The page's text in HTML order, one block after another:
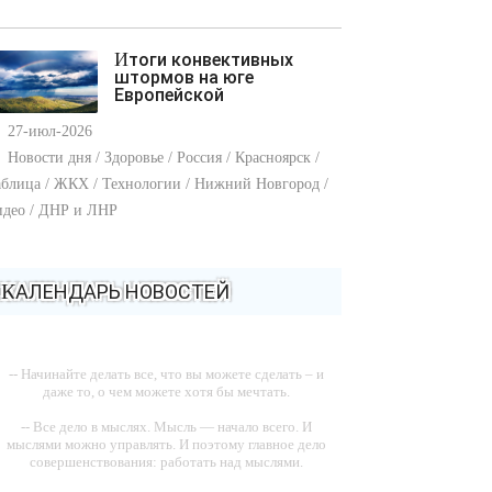
Итоги конвективных
штормов на юге
Европейской
27-июл-2026
Новости дня / Здоровье / Россия / Красноярск /
/ ЖКХ / Технологии / Нижний Новгород /
/ ДНР и ЛНР
КАЛЕНДАРЬ НОВОСТЕЙ
-- Начинайте делать все, что вы можете сделать – и
даже то, о чем можете хотя бы мечтать.
-- Все дело в мыслях. Мысль — начало всего. И
мыслями можно управлять. И поэтому главное дело
совершенствования: работать над мыслями.